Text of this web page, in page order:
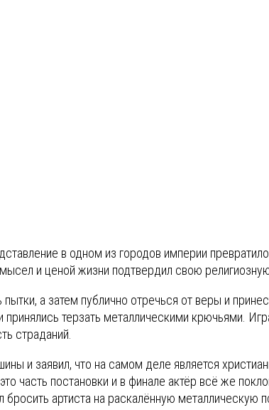
в одном из городов империи
и ценой жизни подтвердил свою
а затем публично отречься от веры и
терзать металлическими крючьями.
страданий.
и заявил, что на самом деле является
часть постановки и в финале актёр всё же
артиста на раскалённую металлическую